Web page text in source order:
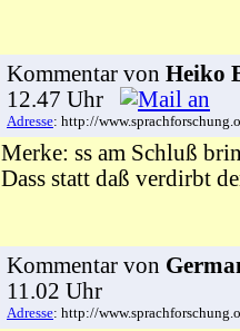
Kommentar von Heiko
12.47 Uhr
Adresse: http://
Merke: ss am Schluß
Dass statt daß verdirbt
Kommentar von
11.02 Uhr
Adresse: http://